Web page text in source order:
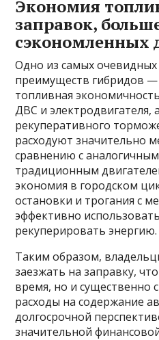
Экономия
заправок,
сэкономленных
Одно из самых
преимуществ гибридов —
топливная
ДВС и электродвигателя,
рекуперативного
расходуют значительно
сравнению с
традиционным
экономия в городском
остановки и трогания с
эффективно
рекуперировать энергию.
Таким образом,
заезжать на заправку,
время, но и существенно
расходы на содержание
долгосрочной
значительной